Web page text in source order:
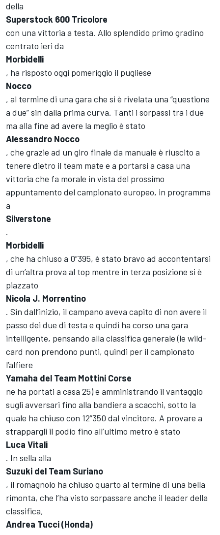
della
Superstock 600 Tricolore
con una vittoria a testa. Allo splendido primo gradino
centrato ieri da
Morbidelli
, ha risposto oggi pomeriggio il pugliese
Nocco
, al termine di una gara che si è rivelata una “questione
a due” sin dalla prima curva. Tanti i sorpassi tra i due
ma alla fine ad avere la meglio è stato
Alessandro Nocco
, che grazie ad un giro finale da manuale è riuscito a
tenere dietro il team mate e a portarsi a casa una
vittoria che fa morale in vista del prossimo
appuntamento del campionato europeo, in programma
a
Silverstone
.
Morbidelli
, che ha chiuso a 0”395, è stato bravo ad accontentarsi
di un’altra prova al top mentre in terza posizione si è
piazzato
Nicola J. Morrentino
. Sin dall’inizio, il campano aveva capito di non avere il
passo dei due di testa e quindi ha corso una gara
intelligente, pensando alla classifica generale (le wild-
card non prendono punti, quindi per il campionato
l’alfiere
Yamaha del Team Mottini Corse
ne ha portati a casa 25) e amministrando il vantaggio
sugli avversari fino alla bandiera a scacchi, sotto la
quale ha chiuso con 12”350 dal vincitore. A provare a
strappargli il podio fino all’ultimo metro è stato
Luca Vitali
. In sella alla
Suzuki del Team Suriano
, il romagnolo ha chiuso quarto al termine di una bella
rimonta, che l’ha visto sorpassare anche il leader della
classifica,
Andrea Tucci (Honda)